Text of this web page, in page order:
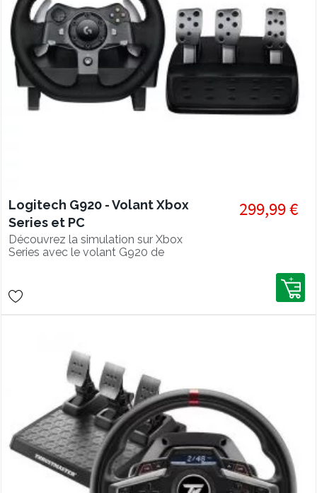
Logitech G920 - Volant Xbox
Series et PC
Découvrez la simulation sur Xbox
Series avec le volant G920 de
299,99 €